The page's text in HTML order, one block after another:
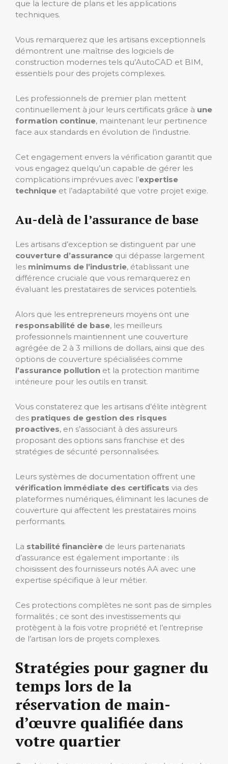
que la lecture de plans et les applications
techniques.
Vous remarquerez que les artisans exceptionnels
démontrent une maîtrise des logiciels de
construction modernes tels qu’AutoCAD et BIM,
essentiels pour des projets complexes.
Les professionnels de premier plan mettent
continuellement à jour leurs certificats grâce à une
formation continue, maintenant leur pertinence
face aux standards en évolution de l’industrie.
Cet engagement envers la vérification garantit que
vous engagez quelqu’un capable de gérer les
complications imprévues avec l’expertise
technique et l’adaptabilité que votre projet exige.
Au-delà de l’assurance de base
Les artisans d’exception se distinguent par une
couverture d’assurance qui dépasse largement
les minimums de l’industrie, établissant une
différence cruciale que vous remarquerez en
évaluant les prestataires de services potentiels.
Alors que les entrepreneurs moyens ont une
responsabilité de base, les meilleurs
professionnels maintiennent une couverture
agrégée de 2 à 3 millions de dollars, ainsi que des
options de couverture spécialisées comme
l’assurance pollution et la protection maritime
intérieure pour les outils en transit.
Vous constaterez que les artisans d’élite intègrent
des pratiques de gestion des risques
proactives, en s’associant à des assureurs
proposant des options sans franchise et des
stratégies de sécurité personnalisées.
Leurs systèmes de documentation offrent une
vérification immédiate des certificats via des
plateformes numériques, éliminant les lacunes de
couverture qui affectent les prestataires moins
performants.
La stabilité financière de leurs partenariats
d’assurance est également importante : ils
choisissent des fournisseurs notés AA avec une
expertise spécifique à leur métier.
Ces protections complètes ne sont pas de simples
formalités ; ce sont des investissements qui
protègent à la fois votre propriété et l’entreprise
de l’artisan lors de projets complexes.
Stratégies pour gagner du
temps lors de la
réservation de main-
d’œuvre qualifiée dans
votre quartier